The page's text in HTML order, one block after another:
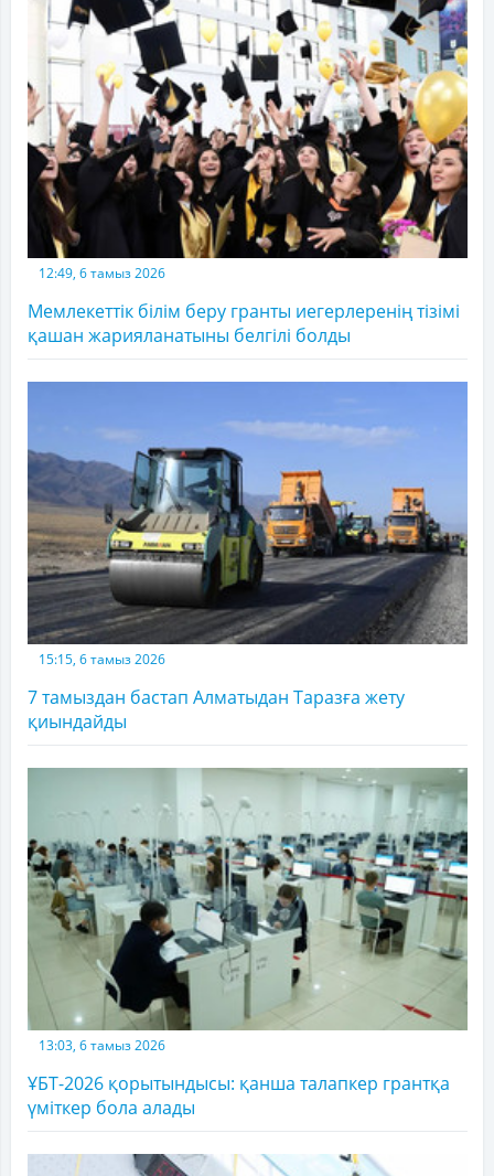
12:49, 6 тамыз 2026
Мемлекеттік білім беру гранты иегерлеренің тізімі
қашан жарияланатыны белгілі болды
15:15, 6 тамыз 2026
7 тамыздан бастап Алматыдан Таразға жету
қиындайды
13:03, 6 тамыз 2026
ҰБТ-2026 қорытындысы: қанша талапкер грантқа
үміткер бола алады